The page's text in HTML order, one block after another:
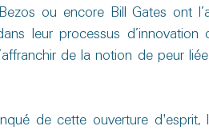
ou encore Bill Gates ont
leur processus d’innovation
de la notion de peur
de cette ouverture d'esprit,